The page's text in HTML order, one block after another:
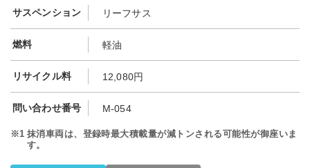
サスペンション リーフサス
燃料 軽油
リサイクル料 12,080円
問い合わせ番号 M-054
※1 抹消車両は、登録時最大積載量が減トンされる可能性が御座いま
す。